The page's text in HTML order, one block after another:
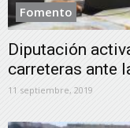
Fomento
Diputación
carreteras ante
11 septiembre, 2019